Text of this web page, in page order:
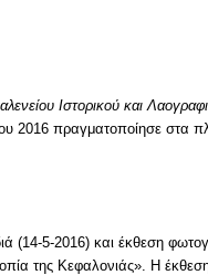
Ιστορικού και
2016 πραγματοποίησε στα
(14-5-2016) και έκθεση
της Κεφαλονιάς». Η